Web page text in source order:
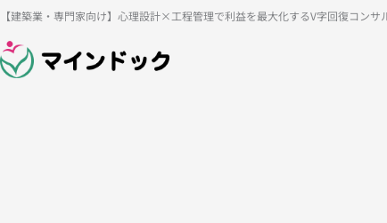
内
容
を
【建築業・専門家向け】心理設計×工程管理で利益を最大化するV字回復コンサ